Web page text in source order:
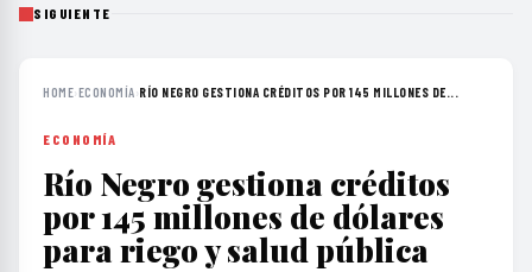
SIGUIENTE
HOME›ECONOMÍA›RÍO NEGRO GESTIONA CRÉDITOS POR 145 MILLONES DE...
ECONOMÍA
Río Negro gestiona créditos
por 145 millones de dólares
para riego y salud pública